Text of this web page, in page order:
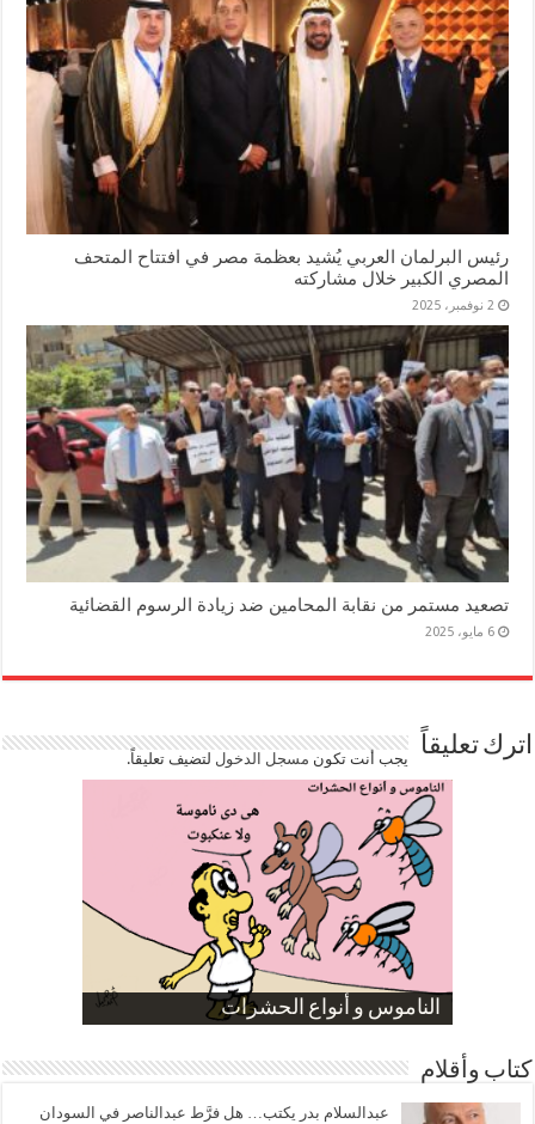
رئيس البرلمان العربي يُشيد بعظمة مصر في افتتاح المتحف
المصري الكبير خلال مشاركته
2 نوفمبر، 2025
تصعيد مستمر من نقابة المحامين ضد زيادة الرسوم القضائية
6 مايو، 2025
اترك تعليقاً يجب أنت تكون مسجل الدخوللتضيف تعليقاً.
الناموس و أنواع الحشرات
الموظفين بعد ارتفاع الأسعار
ارتفاع نسبة الطلاق في مصر
صورة كاركاتيرية
صورة كاركاتيرية
كتاب وأقلام
عبدالسلام بدر يكتب… هل فرَّط عبدالناصر في السودان